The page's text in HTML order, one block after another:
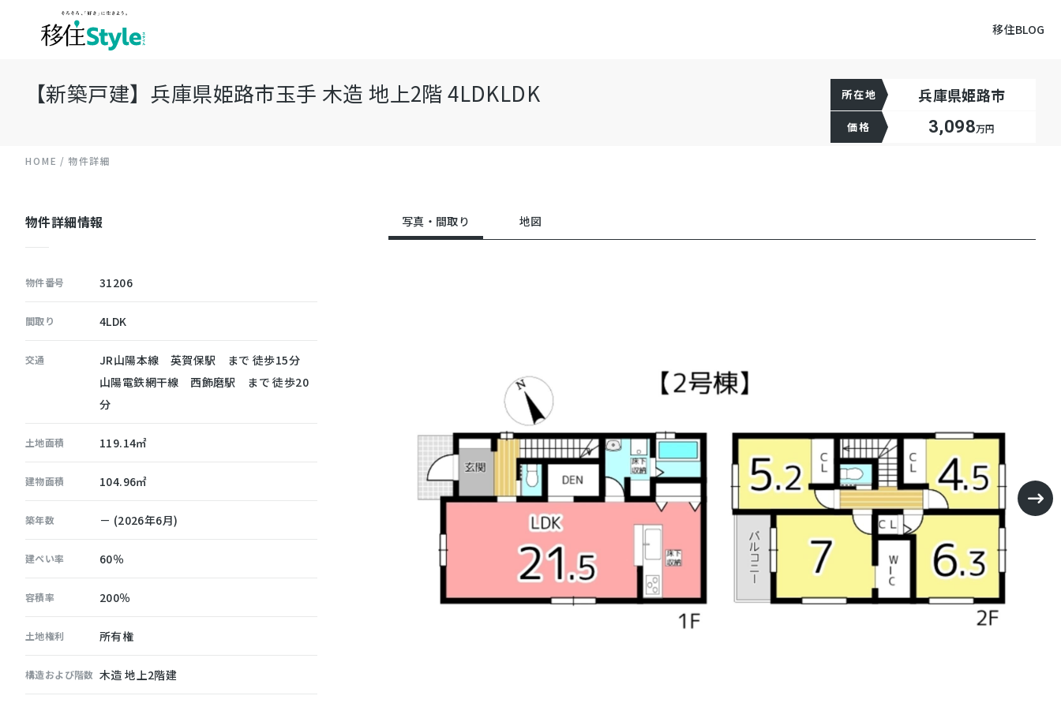
移住BLOG
【新築戸建】兵庫県姫路市玉手 木造 地上2階 4LDKLDK 所在地 兵庫県姫路市
価格 3,098万円
HOME 物件詳細
写真・間取り 地図
物件詳細情報
物件番号 31206
間取り 4LDK
交通
JR山陽本線 英賀保駅 まで 徒歩15分
山陽電鉄網干線 西飾磨駅 まで 徒歩20
分
土地面積 119.14㎡
建物面積 104.96㎡
築年数 － (2026年6月)
建ぺい率 60％
容積率 200％
土地権利 所有権
構造および階数 木造 地上2階建